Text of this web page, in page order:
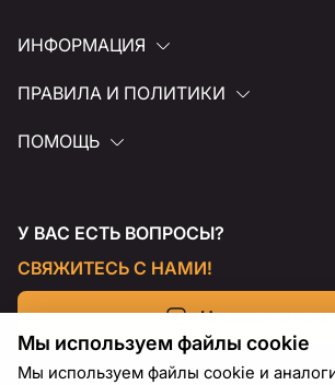
ИНФОРМАЦИЯ
ПРАВИЛА И ПОЛИТИКИ
ПОМОЩЬ
У ВАС ЕСТЬ ВОПРОСЫ?
СВЯЖИТЕСЬ С НАМИ!
Напишите нам
Мы используем файлы cookie
Мы используем файлы cookie и